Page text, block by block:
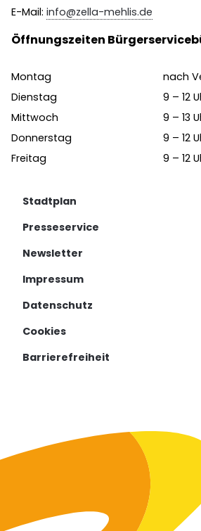
E-Mail: info@zella-mehlis.de
Öffnungszeiten
Montag
nach
Dienstag
9 – 12
Mittwoch
9 – 13
Donnerstag
9 – 12
Freitag
9 – 12
Stadtplan
Presseservice
Newsletter
Impressum
Datenschutz
Cookies
Barrierefreiheit